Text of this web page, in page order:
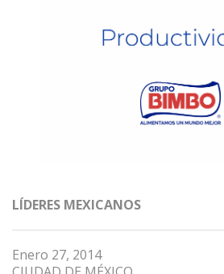
LÍDERES MEXICANOS
Enero 27, 2014